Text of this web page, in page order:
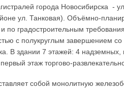
города Новосибирска -
ул. Танковая). Объёмно-
по градостроительным
с полукруглым завершением
В здании 7 этажей: 4
этаж торгово-
собой монолитную